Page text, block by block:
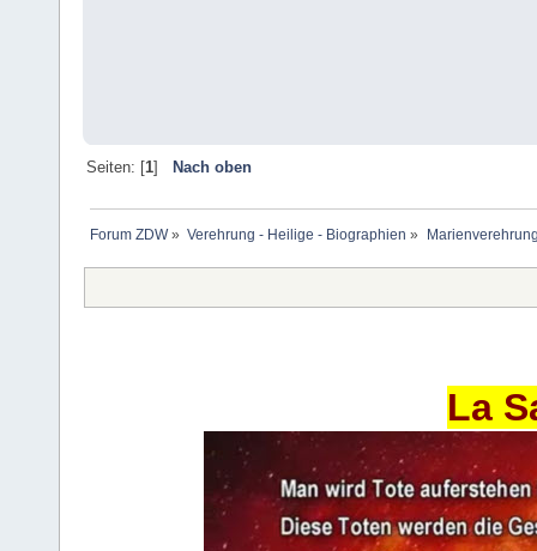
Seiten: [1] Nach oben
Forum ZDW» Verehrung - Heilige - Biographien »
La